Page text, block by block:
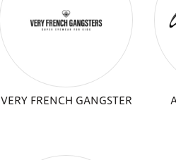
VERY FRENCH GANGSTER